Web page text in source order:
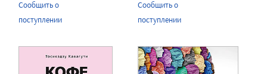
Сообщить о
поступлении
Сообщить о
поступлении